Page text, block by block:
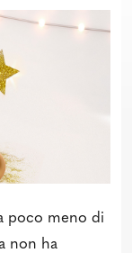
poco meno di
non ha